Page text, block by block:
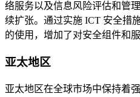
络服务以及信息风险评估和管
续扩张。通过实施 ICT 安全措
的使用，增加了对安全组件和服
亚太地区
亚太地区在全球市场中保持着